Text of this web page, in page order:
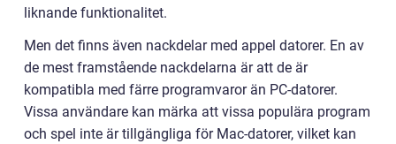
liknande funktionalitet.
Men det finns även nackdelar med appel datorer. En av
de mest framstående nackdelarna är att de är
kompatibla med färre programvaror än PC-datorer.
Vissa användare kan märka att vissa populära program
och spel inte är tillgängliga för Mac-datorer, vilket kan